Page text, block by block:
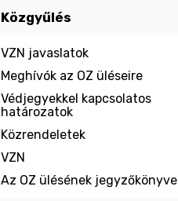
Közgyűlés
VZN javaslatok
Meghívók az OZ üléseire
Védjegyekkel kapcsolatos
határozatok
Közrendeletek
VZN
Az OZ ülésének jegyzőkönyve